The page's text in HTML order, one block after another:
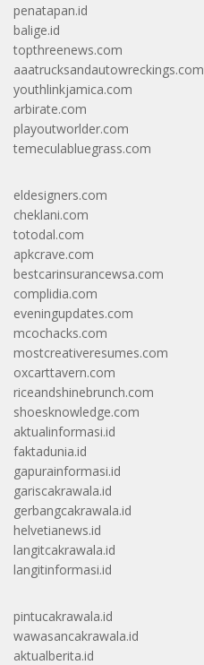
penatapan.id
balige.id
topthreenews.com
aaatrucksandautowreckings.com
youthlinkjamica.com
arbirate.com
playoutworlder.com
temeculabluegrass.com
eldesigners.com
cheklani.com
totodal.com
apkcrave.com
bestcarinsurancewsa.com
complidia.com
eveningupdates.com
mcochacks.com
mostcreativeresumes.com
oxcarttavern.com
riceandshinebrunch.com
shoesknowledge.com
aktualinformasi.id
faktadunia.id
gapurainformasi.id
gariscakrawala.id
gerbangcakrawala.id
helvetianews.id
langitcakrawala.id
langitinformasi.id
pintucakrawala.id
wawasancakrawala.id
aktualberita.id